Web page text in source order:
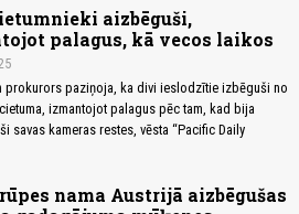
aizbēguši,
palagus, kā vecos laikos
prokurors paziņoja, ka divi ieslodzītie izbēguši no
izmantojot palagus pēc tam, kad bija
savas kameras restes, vēsta “Pacific Daily
nama Austrijā aizbēgušas